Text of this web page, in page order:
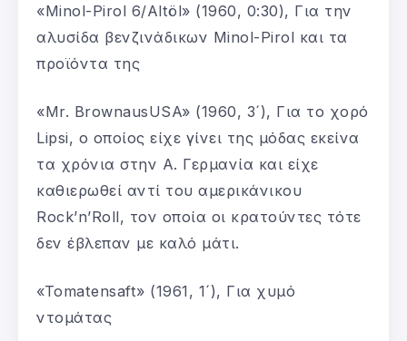
«Minol-Pirol 6/Altöl» (1960, 0:30), Για την
αλυσίδα βενζινάδικων Minol-Pirol και τα
προϊόντα της
«Mr. BrownausUSA» (1960, 3´), Για το χορό
Lipsi, ο οποίος είχε γίνει της μόδας εκείνα
τα χρόνια στην Α. Γερμανία και είχε
καθιερωθεί αντί του αμερικάνικου
Rock’n’Roll, τον οποία οι κρατούντες τότε
δεν έβλεπαν με καλό μάτι.
«Tomatensaft» (1961, 1´), Για χυμό
ντομάτας